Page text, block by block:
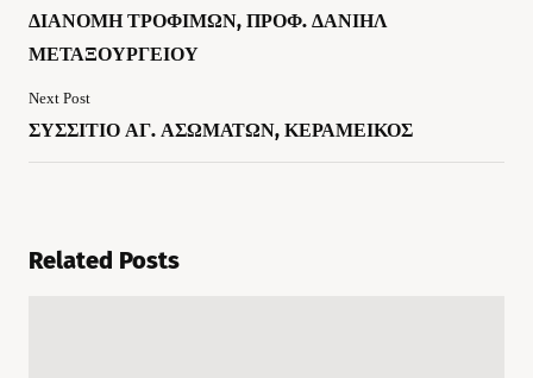
ΔΙΑΝΟΜΗ ΤΡΟΦΙΜΩΝ, ΠΡΟΦ. ΔΑΝΙΗΛ
ΜΕΤΑΞΟΥΡΓΕΙΟΥ
Next Post
ΣΥΣΣΙΤΙΟ ΑΓ. ΑΣΩΜΑΤΩΝ, ΚΕΡΑΜΕΙΚΟΣ
Related Posts